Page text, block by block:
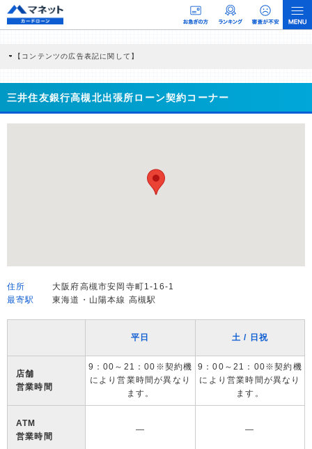
【コンテンツの広告表記に関して】
商品を根拠なくPRするものではなく、当編集部の調査／ユーザーへの口コミ収集な
どに基づき、公平性を担保した情報提供を行っています。
>提携企業一覧
三井住友銀行高槻北出張所ローン契約コーナー
住所
大阪府高槻市安岡寺町1-16-1
最寄駅
東海道・山陽本線 高槻駅
平日 土 / 日祝
店舗
営業時間
9：00～21：00※契約機
により営業時間が異なり
ます。
9：00～21：00※契約機
により営業時間が異なり
ます。
ATM
営業時間
― ―